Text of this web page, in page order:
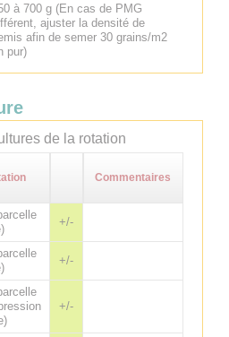
à 700 g (En cas de PMG
ajuster la densité de
afin de semer 30 grains/m2
pur)
de la rotation
Commentaires
+/-
+/-
+/-